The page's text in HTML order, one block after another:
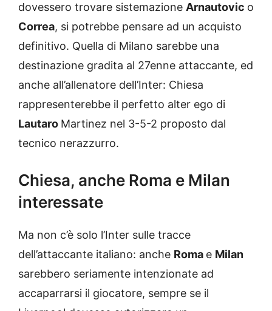
dovessero trovare sistemazione Arnautovic o
Correa, si potrebbe pensare ad un acquisto
definitivo. Quella di Milano sarebbe una
destinazione gradita al 27enne attaccante, ed
anche all’allenatore dell’Inter: Chiesa
rappresenterebbe il perfetto alter ego di
Lautaro Martinez nel 3-5-2 proposto dal
tecnico nerazzurro.
Chiesa, anche Roma e Milan
interessate
Ma non c’è solo l’Inter sulle tracce
dell’attaccante italiano: anche Roma e Milan
sarebbero seriamente intenzionate ad
accaparrarsi il giocatore, sempre se il